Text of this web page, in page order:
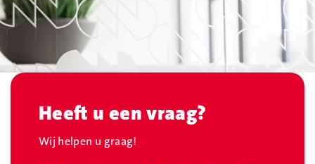
Heeft u een vraag?
Wij helpen u graag!